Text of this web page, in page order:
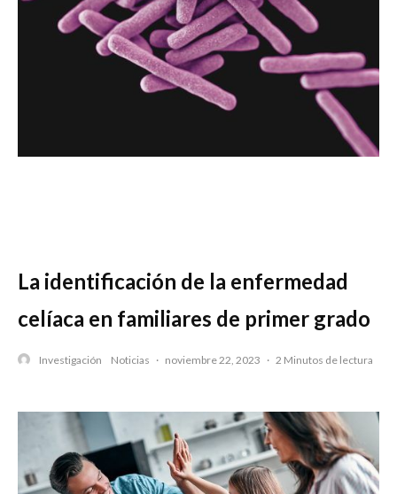
La identificación de la enfermedad
celíaca en familiares de primer grado
Investigación Noticias · noviembre 22, 2023 · 2 Minutos de lectura